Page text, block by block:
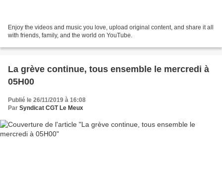
Enjoy the videos and music you love, upload original content, and share it all
with friends, family, and the world on YouTube.
La grève continue, tous ensemble le mercredi à
05H00
Publié le 26/11/2019 à 16:08
Par Syndicat CGT Le Meux